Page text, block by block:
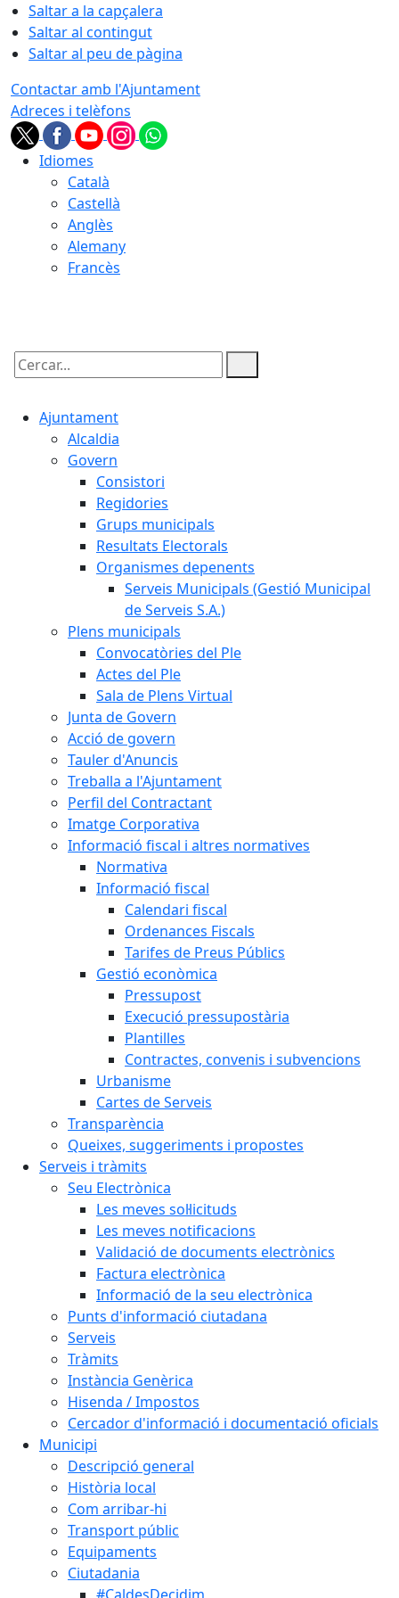
Saltar a la capçalera
Saltar al contingut
Saltar al peu de pàgina
Contactar amb l'Ajuntament
Adreces i telèfons
Idiomes
Català
Castellà
Anglès
Alemany
Francès
Cercar:
Ajuntament
Alcaldia
Govern
Consistori
Regidories
Grups municipals
Resultats Electorals
Organismes depenents
Serveis Municipals (Gestió Municipal
de Serveis S.A.)
Plens municipals
Convocatòries del Ple
Actes del Ple
Sala de Plens Virtual
Junta de Govern
Acció de govern
Tauler d'Anuncis
Treballa a l'Ajuntament
Perfil del Contractant
Imatge Corporativa
Informació fiscal i altres normatives
Normativa
Informació fiscal
Calendari fiscal
Ordenances Fiscals
Tarifes de Preus Públics
Gestió econòmica
Pressupost
Execució pressupostària
Plantilles
Contractes, convenis i subvencions
Urbanisme
Cartes de Serveis
Transparència
Queixes, suggeriments i propostes
Serveis i tràmits
Seu Electrònica
Les meves sol·licituds
Les meves notificacions
Validació de documents electrònics
Factura electrònica
Informació de la seu electrònica
Punts d'informació ciutadana
Serveis
Tràmits
Instància Genèrica
Hisenda / Impostos
Cercador d'informació i documentació oficials
Municipi
Descripció general
Història local
Com arribar-hi
Transport públic
Equipaments
Ciutadania